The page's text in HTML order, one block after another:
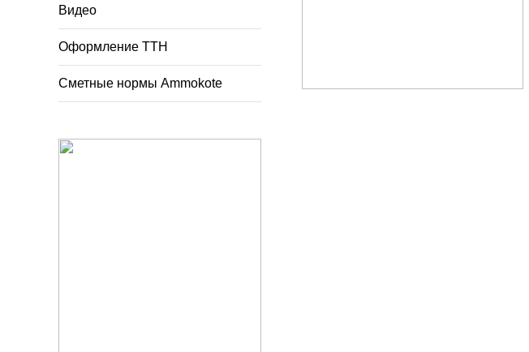
Видео
Оформление ТТН
Сметные нормы Ammokote